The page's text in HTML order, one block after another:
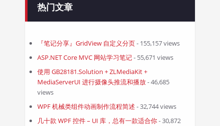
热门文章
『笔记分享』GridView 自定义分页- 155,157 views
ASP.NET Core MVC 网站学习笔记- 55,671 views
使用 GB28181.Solution + ZLMediaKit +
MediaServerUI 进行摄像头推流和播放- 46,685
views
WPF 机械类组件动画制作流程简述 - 32,744 views
几十款 WPF 控件 – UI 库，总有一款适合你- 30,872